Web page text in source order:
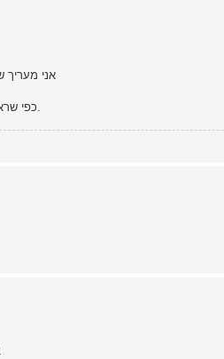
אני מעריך
זאת סכין פלמ״ח שככל הנראה הייתה במצב מעולה, אבל מישהו החליט לנקות אותה, לשייף ולהשחיז.